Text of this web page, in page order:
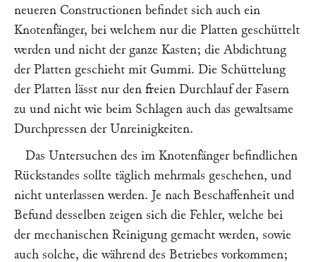
neueren Constructionen befindet sich auch ein
Knotenfänger, bei welchem nur die Platten geschüttelt
werden und nicht der ganze Kasten; die Abdichtung
der Platten geschieht mit Gummi. Die Schüttelung
der Platten lässt nur den freien Durchlauf der Fasern
zu und nicht wie beim Schlagen auch das gewaltsame
Durchpressen der Unreinigkeiten.
Das Untersuchen des im Knotenfänger befindlichen
Rückstandes sollte täglich mehrmals geschehen, und
nicht unterlassen werden. Je nach Beschaffenheit und
Befund desselben zeigen sich die Fehler, welche bei
der mechanischen Reinigung gemacht werden, sowie
auch solche, die während des Betriebes vorkommen;